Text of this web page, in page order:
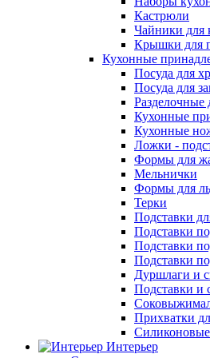
Кастрюли
Чайники для
Крышки для
Кухонные
Посуда для
Посуда для
Разделочные
Кухонные
Кухонные
Ложки -
Формы для
Мельнички
Формы для
Терки
Подставки
Подставки
Подставки
Подставки
Дуршлаги и
Подставки и
Прихватки
Интерьер